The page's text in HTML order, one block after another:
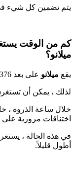
يتم تضمين كل شيء
كم من الوقت
ميلانو؟
يقع ميلانو على بعد 376 كيلومترًا من كورشوفيل
لذلك ، يمكن أن تستغرق
خلال ساعة الذروة ،
اختناقات مرورية
في هذه الحالة ،
أطول قليلاً.